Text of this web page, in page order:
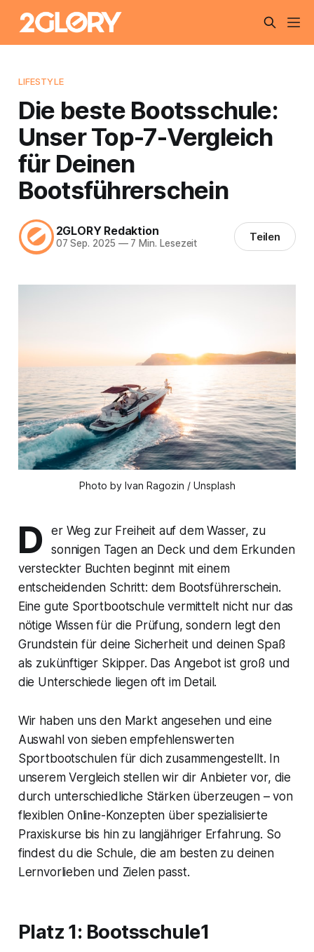
LIFESTYLE
Die beste Bootsschule:
Unser Top-7-Vergleich
für Deinen
Bootsführerschein
2GLORY Redaktion
07 Sep. 2025 —7 Min. Lesezeit Teilen
Photo by Ivan Ragozin / Unsplash
D
er Weg zur Freiheit auf dem Wasser, zu
sonnigen Tagen an Deck und dem Erkunden
versteckter Buchten beginnt mit einem
entscheidenden Schritt: dem Bootsführerschein.
Eine gute Sportbootschule vermittelt nicht nur das
nötige Wissen für die Prüfung, sondern legt den
Grundstein für deine Sicherheit und deinen Spaß
als zukünftiger Skipper. Das Angebot ist groß und
die Unterschiede liegen oft im Detail.
Wir haben uns den Markt angesehen und eine
Auswahl von sieben empfehlenswerten
Sportbootschulen für dich zusammengestellt. In
unserem Vergleich stellen wir dir Anbieter vor, die
durch unterschiedliche Stärken überzeugen – von
flexiblen Online-Konzepten über spezialisierte
Praxiskurse bis hin zu langjähriger Erfahrung. So
findest du die Schule, die am besten zu deinen
Lernvorlieben und Zielen passt.
Platz 1: Bootsschule1